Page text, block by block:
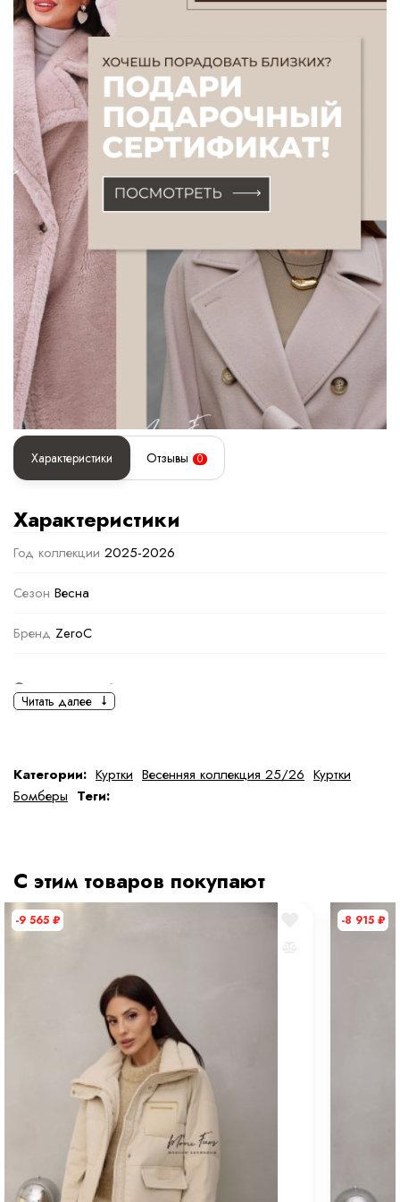
Характеристики Отзывы 0
Характеристики
Год коллекции 2025-2026
Сезон Весна
Бренд ZeroC
Основная информация
Ткань Полиэстер
Состав ткани 100 % полиэстер
Дополнительная информация
Размер
Размер на модели 42
Рост модели на фото 168 см
Параметры модели на фото (ОГ-ОТ-ОБ)
Утеплитель 100% синтепон
Материал подкладки 100% полиэстер
Читать далее
Категории: Куртки Весенняя коллекция 25/26 Куртки
Бомберы Теги:
С этим товаров покупают
-9 565 ₽ -8 915 ₽